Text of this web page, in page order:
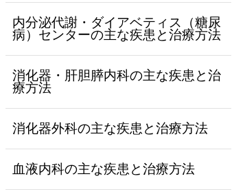
内分泌代謝・ダイアベティス（糖尿
病）センターの主な疾患と治療方法
消化器・肝胆膵内科の主な疾患と治
療方法
消化器外科の主な疾患と治療方法
血液内科の主な疾患と治療方法